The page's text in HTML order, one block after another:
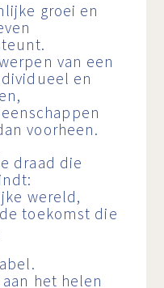
groei en
van een
en
voorheen.
draad die
wereld,
toekomst die
het helen